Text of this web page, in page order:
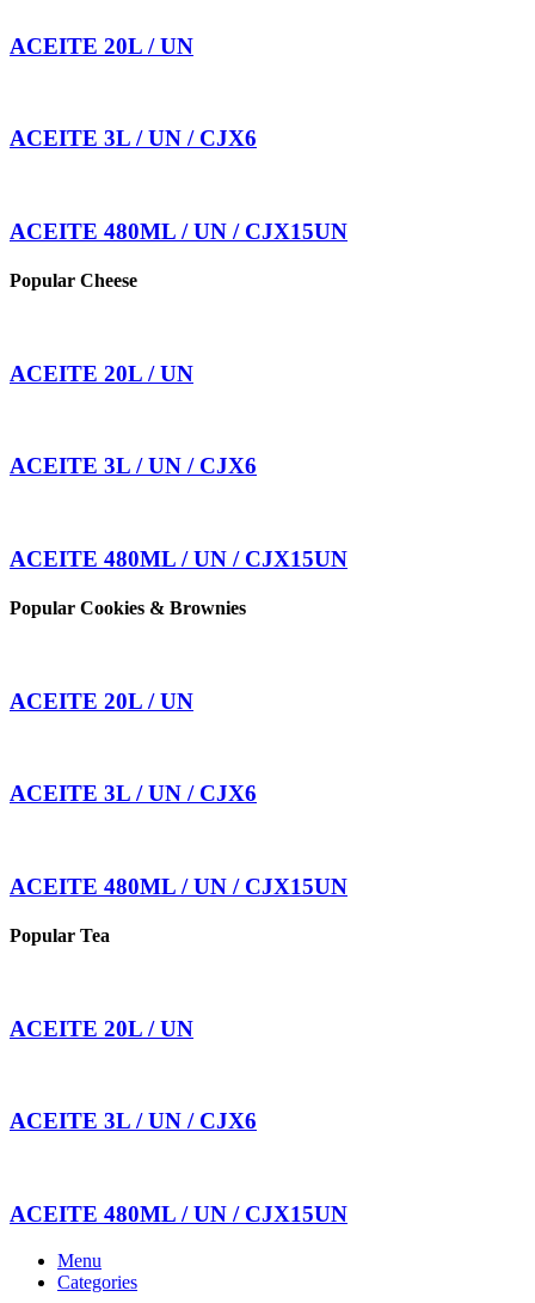
ACEITE 20L / UN
ACEITE 3L / UN / CJX6
ACEITE 480ML / UN / CJX15UN
Popular Cheese
ACEITE 20L / UN
ACEITE 3L / UN / CJX6
ACEITE 480ML / UN / CJX15UN
Popular Cookies & Brownies
ACEITE 20L / UN
ACEITE 3L / UN / CJX6
ACEITE 480ML / UN / CJX15UN
Popular Tea
ACEITE 20L / UN
ACEITE 3L / UN / CJX6
ACEITE 480ML / UN / CJX15UN
Menu
Categories